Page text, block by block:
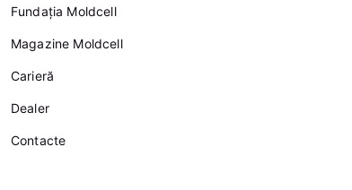
Fundația Moldcell
Magazine Moldcell
Carieră
Dealer
Contacte